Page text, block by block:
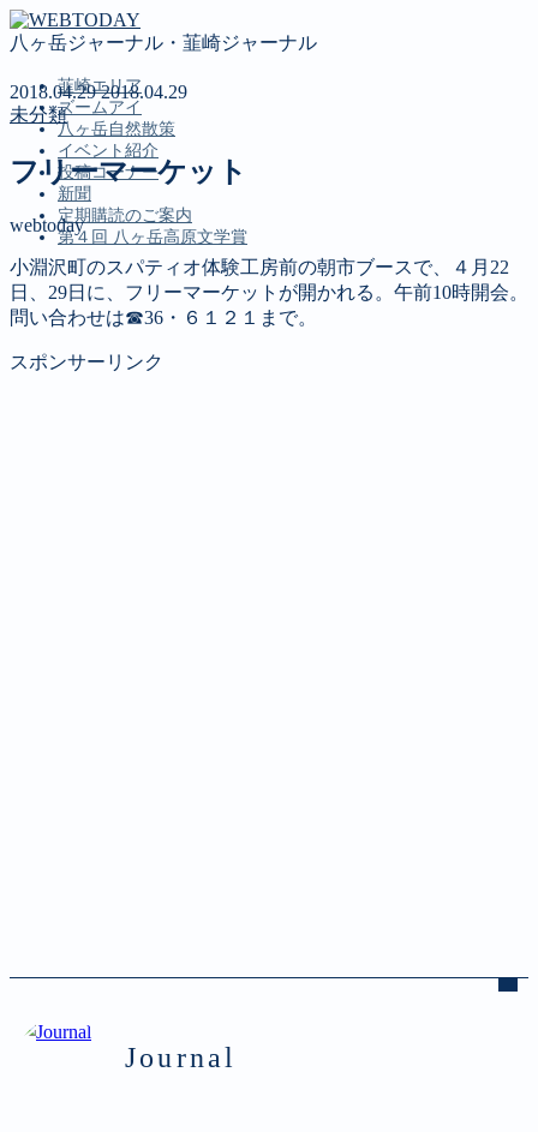
八ヶ岳ジャーナル・韮崎ジャーナル
韮崎エリア
ズームアイ
八ヶ岳自然散策
イベント紹介
投稿コーナー
新聞
定期購読のご案内
第４回 八ヶ岳高原文学賞
MENU
韮崎エリア
八ヶ岳自然散策
2018.04.292018.04.29
未分類
フリーマーケット
webtoday
小淵沢町のスパティオ体験工房前の朝市ブースで、４月22
日、29日に、フリーマーケットが開かれる。午前10時開会。
問い合わせは☎36・６１２１まで。
スポンサーリンク
Journal